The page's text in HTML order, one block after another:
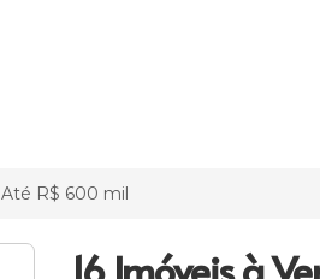
Até R$ 600 mil